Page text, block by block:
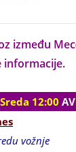
između
informacije.
12:00
vožnje